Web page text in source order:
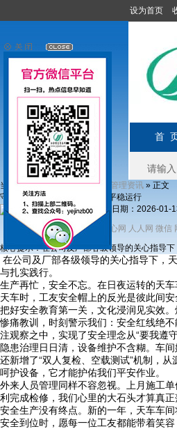
设为首页
首
当前位置1:首页»新闻资讯 管理资讯 » 正文
守牢天车安全防线，护航生产平稳运行
发布日期：2026-01-
分享到： 新浪微博 QQ 开心网 人人网 微信
核心提示：在公司及厂部各级领导的关心指导
在公司及厂部各级领导的关心指导下，
与扎实践行。
生产再忙，安全不忘。在日夜运转的天
天车时，工友安全帽上的反光是彼此间
把好安全教育第一关，文化浸润见实效
惨痛教训，时刻警示我们：安全红线绝
注观察之中，实现了安全理念从“要我遵守
隐患治理日日清，设备维护不含糊。车
还新增了“双人复检、空载测试”机制，
呵护设备，它才能护佑我们平安作业。
外来人员管理同样不容忽视。上月施工
利完成检修，我们心里的大石头才算真正
安全生产没有终点。新的一年，天车车
安全到位时，愿每一位工友都能带着笑容